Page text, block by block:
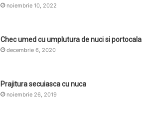
noiembrie 10, 2022
Chec umed cu umplutura de nuci si portocala
decembrie 6, 2020
Prajitura secuiasca cu nuca
noiembrie 26, 2019